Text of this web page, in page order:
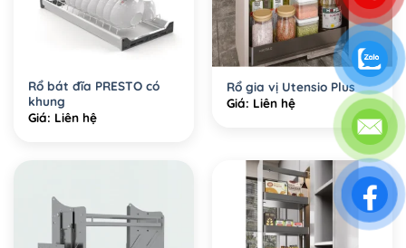
Rổ bát đĩa PRESTO có
khung
Giá: Liên hệ
Rổ gia vị Utensio Plus
Giá: Liên hệ